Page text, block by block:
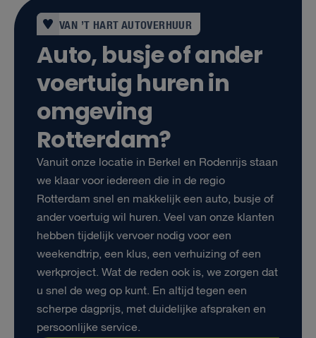
VAN ’T HART AUTOVERHUUR
Auto, busje of ander
voertuig huren in
omgeving
Rotterdam?
Vanuit onze locatie in Berkel en Rodenrijs staan
we klaar voor iedereen die in de regio
Rotterdam snel en makkelijk een auto, busje of
ander voertuig wil huren. Veel van onze klanten
hebben tijdelijk vervoer nodig voor een
weekendtrip, een klus, een verhuizing of een
werkproject. Wat de reden ook is, we zorgen dat
u snel de weg op kunt. En altijd tegen een
scherpe dagprijs, met duidelijke afspraken en
persoonlijke service.